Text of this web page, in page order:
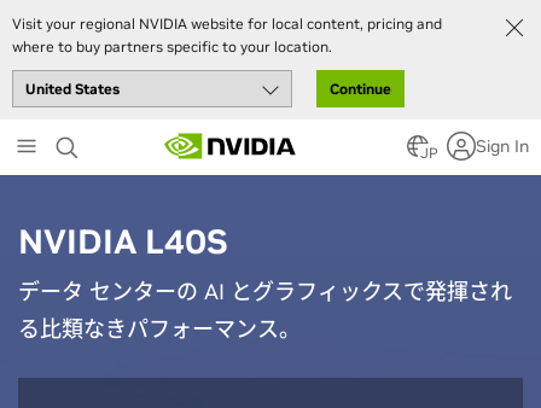
Visit your regional NVIDIA website for local content, pricing and
where to buy partners specific to your location.
Continue
to
main
JP Sign In
NVIDIA L40S
データ センターの AI とグラフィックスで発揮され
る比類なきパフォーマンス。